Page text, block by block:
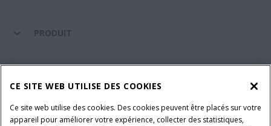
PRODUIT
SUIVEZ-NOUS
CE SITE WEB UTILISE DES COOKIES
Ce site web utilise des cookies. Des cookies peuvent être placés sur votre
appareil pour améliorer votre expérience, collecter des statistiques,